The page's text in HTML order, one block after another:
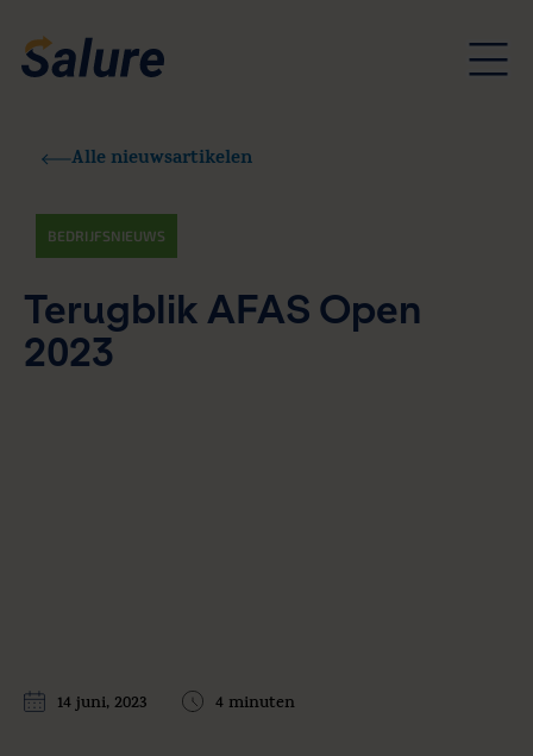
Alle nieuwsartikelen
BEDRIJFSNIEUWS
Terugblik AFAS Open
2023
14 juni, 2023 4 minuten